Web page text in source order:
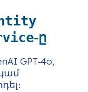
‑ը
GPT‑4o,
կամ